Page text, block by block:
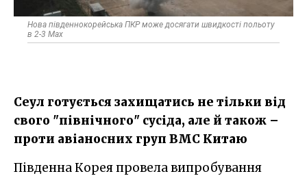
Нова південнокорейська ПКР може досягати швидкості польоту
в 2-3 Мах
Сеул готується захищатись не тільки від
свого "північного" сусіда, але й також –
проти авіаносних груп ВМС Китаю
Південна Корея провела випробування